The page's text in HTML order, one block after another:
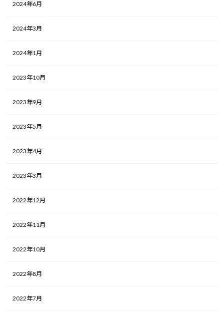
2024年6月
2024年3月
2024年1月
2023年10月
2023年9月
2023年5月
2023年4月
2023年3月
2022年12月
2022年11月
2022年10月
2022年8月
2022年7月